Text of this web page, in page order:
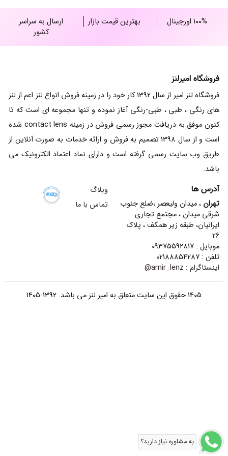
100% اورجینال بهترین قیمت بازار
ارسال به سراسر
کشور
فروشگاه امیرلنز
فروشگاه لنز امیر از سال 1392 کار خود را در زمینه فروش انواع لنز اعم از لنز
های رنگی ، طبی ، طبی-رنگی آغاز نموده و تنها مجموعه ای است که تا
کنون موفق به دریافت مجوز رسمی فروش در زمینه contact lens شده
است و از سال 1398 تصمیم به فروش و ارائه خدمات به صورت آنلاین از
طریق وب سایت رسمی گرفته است و دارای نماد اعتماد الکترونیک می
باشد.
آدرس ها
تهران ، میدان ولیعصر ،ضلع جنوب
شرقی میدان ، مجتمع تجاری
ایرانیان، طبقه زیر همکف ، پلاک
26
موبایل : 09375592817
تلفن : 02188854287
اینستاگرام : amir_lenz@
وبلاگ
تماس با ما
1405 حقوق این سایت متعلق به امیر لنز می باشد. 1392-1405
به مشاوره نیاز دارید؟